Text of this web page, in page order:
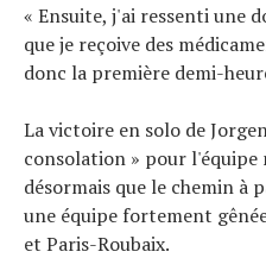
« Ensuite, j'ai ressenti une
que je reçoive des
donc la première demi-
La victoire en solo de
consolation » pour l'équipe
désormais que le chemin à
une équipe fortement
et Paris-Roubaix.